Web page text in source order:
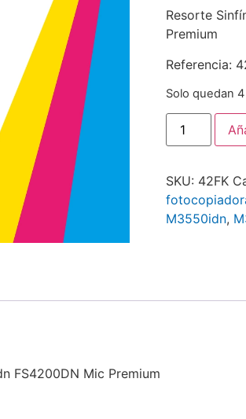
Resorte
Premium
Referencia:
Solo quedan
SKU: 42FK
M3550idn,
FS4200DN Mic Premium